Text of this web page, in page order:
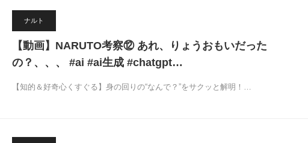
ナルト
【動画】NARUTO考察⑫ あれ、りょうおもいだった
の？、、、 #ai #ai生成 #chatgpt…
【知的＆好奇心くすぐる】身の回りの“なんで？”をサクッと解明！…